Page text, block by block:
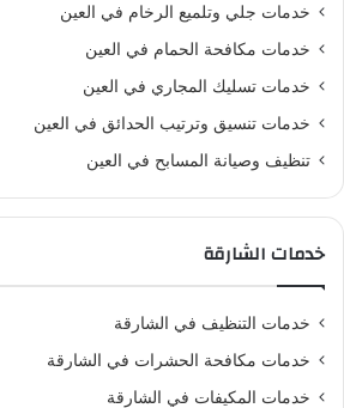
خدمات جلي وتلميع الرخام في العين
خدمات مكافحة الحمام في العين
خدمات تسليك المجاري في العين
خدمات تنسيق وترتيب الحدائق في العين
تنظيف وصيانة المسابح في العين
خدمات الشارقة
خدمات التنظيف في الشارقة
خدمات مكافحة الحشرات في الشارقة
خدمات المكيفات في الشارقة